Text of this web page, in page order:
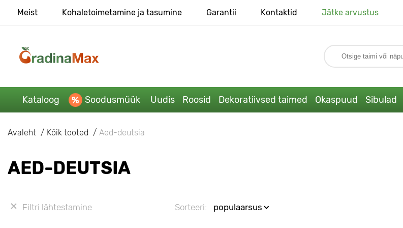
Meist Kohaletoimetamine ja tasumine Garantii Kontaktid Jätke arvustus
Kataloog Soodusmüük Uudis Roosid Dekoratiivsed taimed Okaspuud Sibulad
Avaleht Kõik tooted Aed-deutsia
AED-DEUTSIA
Filtri lähtestamine Sorteeri: populaarsus